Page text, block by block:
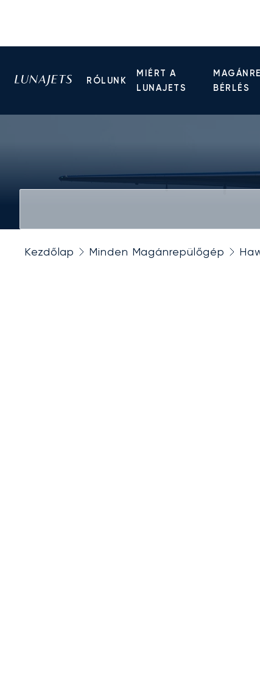
RÓLUNK
MIÉRT A
LUNAJETS
BÉRLÉS
Kezdőlap Minden Magánrepülőgép